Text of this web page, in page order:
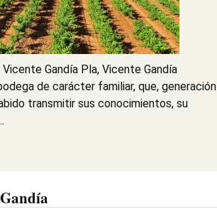
Gandía Pla, Vicente Gandía
de carácter familiar, que, generación
transmitir sus conocimientos, su